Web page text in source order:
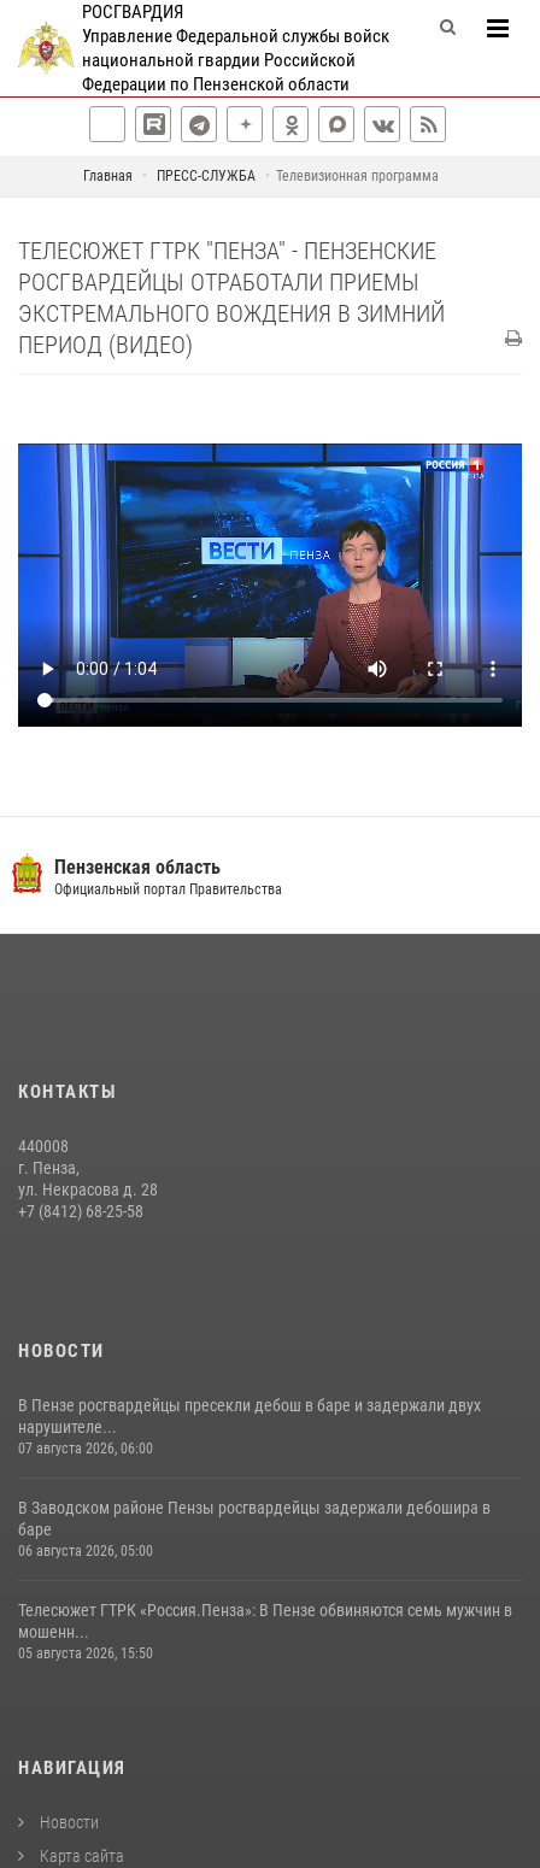
РОСГВАРДИЯ
Управление Федеральной службы войск
национальной гвардии Российской
Федерации по Пензенской области
Главная ПРЕСС-СЛУЖБА Телевизионная программа
ТЕЛЕСЮЖЕТ ГТРК "ПЕНЗА" - ПЕНЗЕНСКИЕ
РОСГВАРДЕЙЦЫ ОТРАБОТАЛИ ПРИЕМЫ
ЭКСТРЕМАЛЬНОГО ВОЖДЕНИЯ В ЗИМНИЙ
ПЕРИОД (ВИДЕО)
Пензенская область
Официальный портал Правительства
КОНТАКТЫ
440008
г. Пенза,
ул. Некрасова д. 28
+7 (8412) 68-25-58
НОВОСТИ
В Пензе росгвардейцы пресекли дебош в баре и задержали двух
нарушителе...
07 августа 2026, 06:00
В Заводском районе Пензы росгвардейцы задержали дебошира в
баре
06 августа 2026, 05:00
Телесюжет ГТРК «Россия.Пенза»: В Пензе обвиняются семь мужчин в
мошенн...
05 августа 2026, 15:50
НАВИГАЦИЯ
Новости
Карта сайта